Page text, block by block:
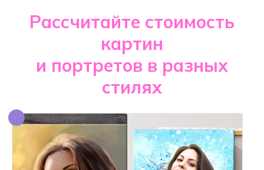
Рассчитайте стоимость
картин
и портретов в разных
стилях